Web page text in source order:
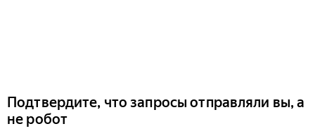
Подтвердите, что запросы отправляли вы, а
не робот